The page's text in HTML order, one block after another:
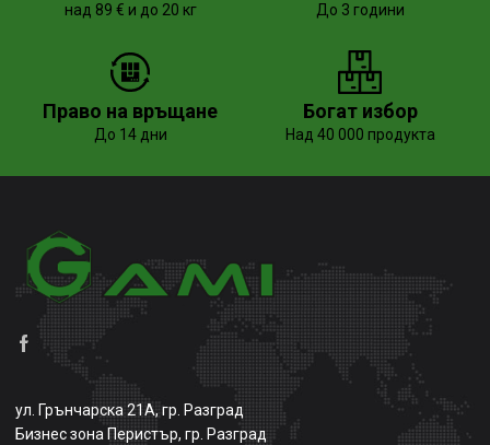
над 89 € и до 20 кг До 3 години
Право на връщане
До 14 дни
Богат избор
Над 40 000 продукта
ул. Грънчарска 21А, гр. Разград
Бизнес зона Перистър, гр. Разград